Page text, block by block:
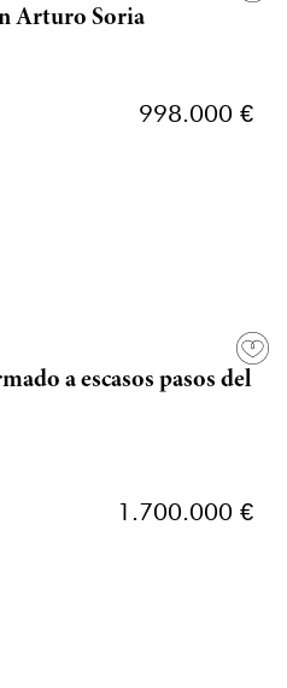
Arturo Soria
998.000 €
a escasos pasos del
1.700.000 €